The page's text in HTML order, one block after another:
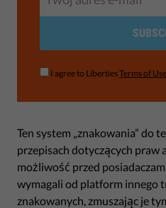
I agree to LibertiesTerms of Use
Ten system „znakowania” do
przepisach dotyczących
możliwość przed
wymagali od platform innego
znakowanych, zmuszając je